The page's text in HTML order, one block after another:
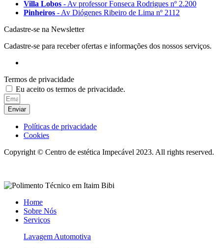
Villa Lobos - Av professor Fonseca Rodrigues nº 2.200
Pinheiros - Av Diógenes Ribeiro de Lima nº 2112
Cadastre-se na Newsletter
Cadastre-se para receber ofertas e informações dos nossos serviços.
Termos de privacidade
Eu aceito os termos de privacidade.
Enviar
Políticas de privacidade
Cookies
Copyright © Centro de estética Impecável 2023. All rights reserved.
Home
Sobre Nós
Serviços
Lavagem Automotiva